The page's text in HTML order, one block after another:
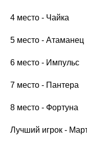
4 место - Чайка
5 место - Атаманец
6 место - Импульс
7 место - Пантера
8 место - Фортуна
Лучший игрок -